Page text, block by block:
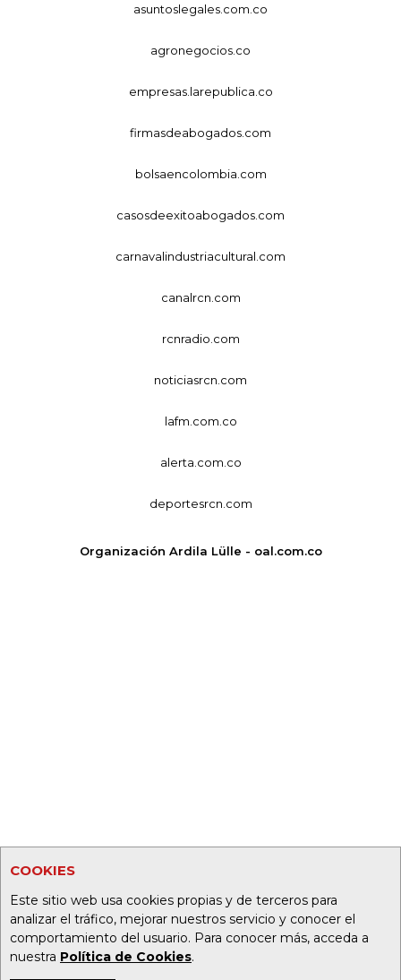
COOKIES
Este sitio web usa cookies propias y de terceros para
analizar el tráfico, mejorar nuestros servicio y conocer el
comportamiento del usuario. Para conocer más, acceda a
nuestra Política de Cookies.
asuntoslegales.com.co
agronegocios.co
empresas.larepublica.co
firmasdeabogados.com
bolsaencolombia.com
casosdeexitoabogados.com
carnavalindustriacultural.com
canalrcn.com
rcnradio.com
noticiasrcn.com
lafm.com.co
alerta.com.co
deportesrcn.com
Organización Ardila Lülle - oal.com.co